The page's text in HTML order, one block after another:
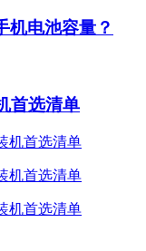
机电池容量？
首选清单